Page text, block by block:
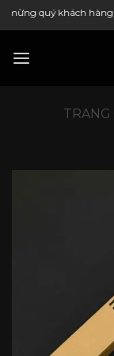
Bỏ
qua
nội
dung
khách hàng đã đến với
TRANG